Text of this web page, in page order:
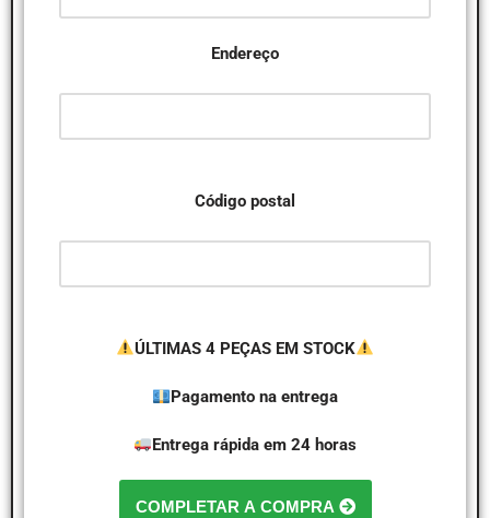
Endereço
Código postal
ÚLTIMAS 4 PEÇAS EM STOCK
Pagamento na entrega
Entrega rápida em 24 horas
COMPLETAR A COMPRA